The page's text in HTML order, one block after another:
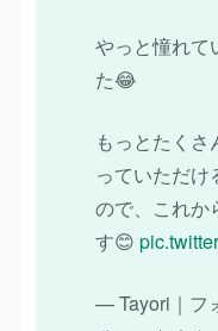
やっと憧れて
た😂
もっとたく
っていただ
ので、これか
す😊
— Tayori｜フ